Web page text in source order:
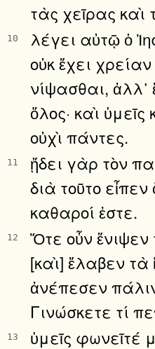
τὰς χεῖρας
10
λέγει αὐτῷ ὁ
οὐκ ἔχει
νίψασθαι, ἀλλ᾿
ὅλος· καὶ
οὐχὶ πάντες.
11
ᾔδει γὰρ τὸν
διὰ τοῦτο
καθαροί ἐστε.
12
Ὅτε οὖν
[καὶ] ἔλαβεν τὰ
ἀνέπεσεν
Γινώσκετε τί
13
ὑμεῖς φωνεῖτέ